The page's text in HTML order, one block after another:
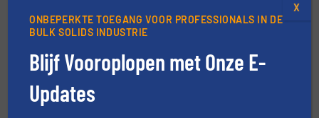
Navigatie
ONBEPERKTE TOEGANG VOOR PROFESSIONALS IN DE
BULK SOLIDS INDUSTRIE
Blijf Vooroplopen met Onze E-
Updates
X